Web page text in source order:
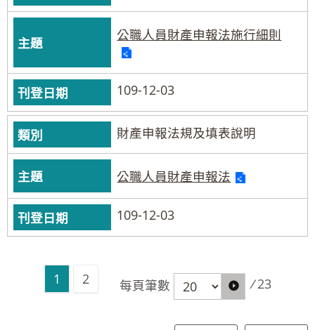
公職人員財產申報法施行細則
109-12-03
財產申報法規及填表說明
公職人員財產申報法
109-12-03
1 2 每頁筆數 / 23